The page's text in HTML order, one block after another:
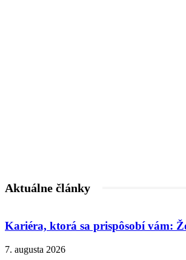
Aktuálne články
Kariéra, ktorá sa prispôsobí vám:
7. augusta 2026